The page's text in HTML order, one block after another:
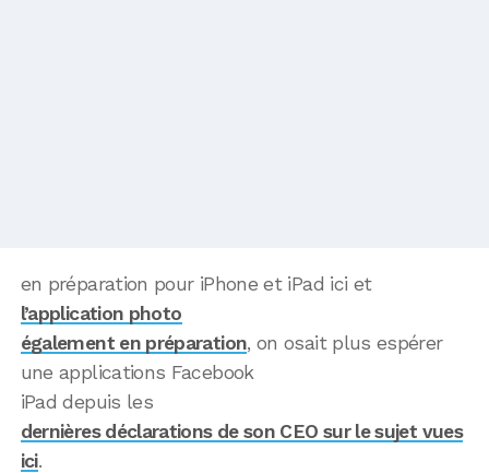
en préparation pour iPhone et iPad ici et
l’application photo
également en préparation, on osait plus espérer
une applications Facebook
iPad depuis les
dernières déclarations de son CEO sur le sujet vues
ici.